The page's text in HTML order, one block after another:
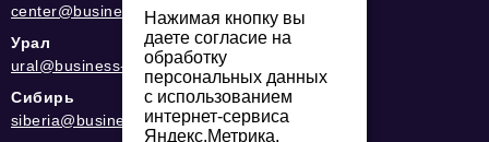
center@business-magazine.online
Урал
ural@business-magazine.online
Сибирь
siberia@business-magazine.online
Нажимая кнопку вы
даете согласие на
обработку
персональных данных
с использованием
интернет-сервиса
Яндекс.Метрика,